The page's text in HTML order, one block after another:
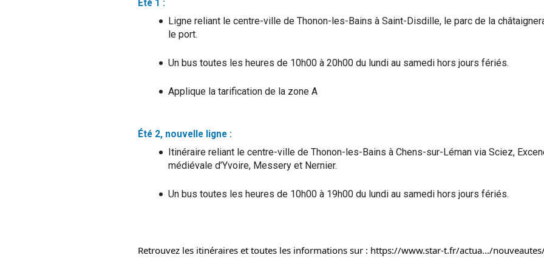
Été 1 :
Ligne reliant le centre-ville de Thonon-les-Bains à Saint-Disdille, le parc de la
le port.
Un bus toutes les heures de 10h00 à 20h00 du lundi au samedi hors jours fériés.
Applique la tarification de la zone A
Été 2, nouvelle ligne :
Itinéraire reliant le centre-ville de Thonon-les-Bains à Chens-sur-Léman via Sciez,
médiévale d’Yvoire, Messery et Nernier.
Un bus toutes les heures de 10h00 à 19h00 du lundi au samedi hors jours fériés.
Retrouvez les itinéraires et toutes les informations sur : https://www.star-t.fr/actua.../